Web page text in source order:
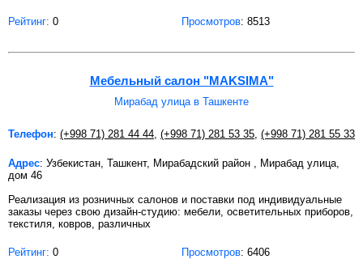
Рейтинг: 0 Просмотров: 8513
Мебельный салон "MAKSIMA"
Мирабад улица в Ташкенте
Телефон: (+998 71) 281 44 44 (+998 71) 281 53 35 (+998 71) 281 55 33
Адрес: Узбекистан, Ташкент, Мирабадский район , Мирабад улица,
дом 46
Реализация из розничных салонов и поставки под индивидуальные
заказы через свою дизайн-студию: мебели, осветительных приборов,
текстиля, ковров, различных
Рейтинг: 0 Просмотров: 6406